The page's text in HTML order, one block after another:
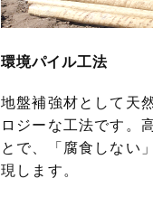
環境パイル工法
地盤補強材として天
ロジーな工法です。
とで、「腐食しない
現します。